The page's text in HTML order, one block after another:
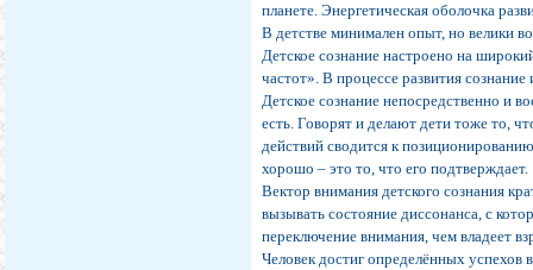
планете. Энергетическая оболочка
В детстве минимален опыт, но велики
Детское сознание настроено на
частот». В процессе развития
Детское сознание непосредственно и
есть. Говорят и делают дети тоже то,
действий сводится к
хорошо – это то, что его подтверждает.
Вектор внимания детского сознания
вызывать состояние диссонанса, с
переключение внимания, чем владеет
Человек достиг определённых